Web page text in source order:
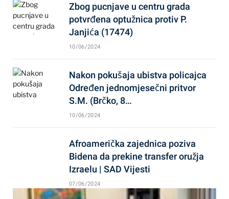
Zbog pucnjave u centru grada
potvrđena optužnica protiv P.
Janjića (17474)
10/06/2024
Nakon pokušaja ubistva policajca
Određen jednomjesečni pritvor
S.M. (Brčko, 8…
10/06/2024
Afroamerička zajednica poziva
Bidena da prekine transfer oružja
Izraelu | SAD Vijesti
07/06/2024